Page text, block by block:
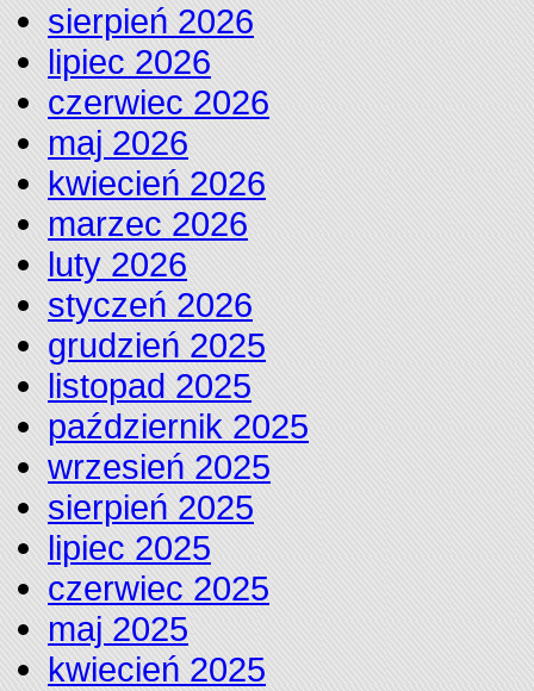
sierpień 2026
lipiec 2026
czerwiec 2026
maj 2026
kwiecień 2026
marzec 2026
luty 2026
styczeń 2026
grudzień 2025
listopad 2025
październik 2025
wrzesień 2025
sierpień 2025
lipiec 2025
czerwiec 2025
maj 2025
kwiecień 2025